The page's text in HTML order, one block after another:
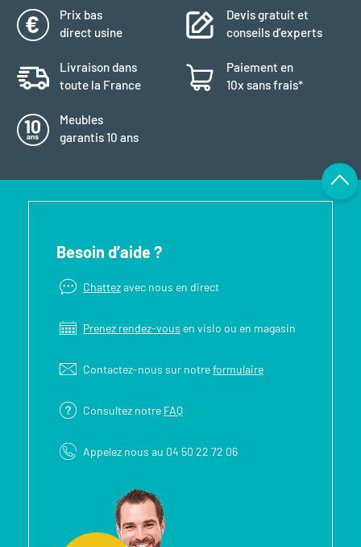
Prix bas
direct usine
Devis gratuit et
conseils d’experts
Livraison dans
toute la France
Paiement en
10x sans frais*
Meubles
garantis 10 ans
Besoin d’aide ?
Chattezavec nous en direct
Prenez rendez-vous en visio ou en magasin
Contactez-nous sur notreformulaire
Consultez notre FAQ
Appelez nous au 04 50 22 72 06